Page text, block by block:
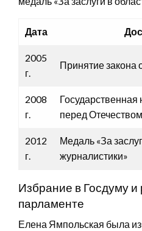
Дата
2005
г.
Принятие закона
2008
г.
Государственная
перед
2012
г.
Медаль «За
журналистики»
Избрание в Госдуму и
парламенте
Елена Ямпольская была